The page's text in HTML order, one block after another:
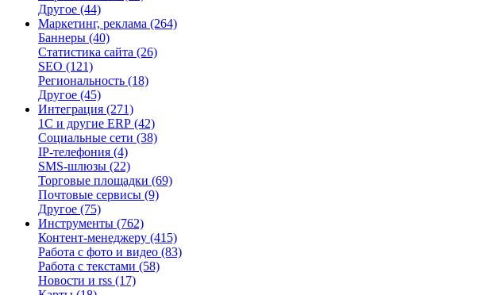
Другое (44)
Маркетинг, реклама (264)
Баннеры (40)
Статистика сайта (26)
SEO (121)
Региональность (18)
Другое (45)
Интеграция (271)
1С и другие ERP (42)
Социальные сети (38)
IP-телефония (4)
SMS-шлюзы (22)
Торговые площадки (69)
Почтовые сервисы (9)
Другое (75)
Инструменты (762)
Контент-менеджеру (415)
Работа с фото и видео (83)
Работа с текстами (58)
Новости и rss (17)